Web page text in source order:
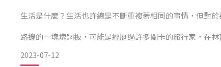
生活是什麼？生活也許總是不斷重複著相同的事情，但對
路邊的一塊塊銅板，可能是經歷過許多關卡的旅行家，在
2023-07-12